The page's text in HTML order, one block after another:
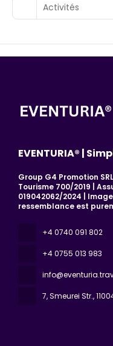
Activités
EVENTURIA® |
Group G4 Promotion
Tourisme 700/2019 |
019042062/2024 |
ressemblance est
+4 0740 091 802
+4 0755 013 983
7, Smeurei Str.,